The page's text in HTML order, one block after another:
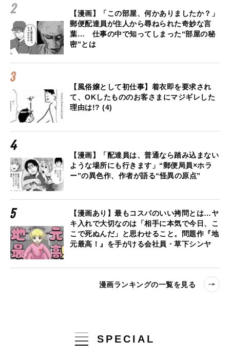
【漫画】「この部屋、何かありましたか？」
郵便配達員が住人から尋ねられた奇妙な言
葉… 仕事の中で知ってしまった“部屋の秘
密”とは
【風俗嬢として初仕事】着衣即を要求され
て、OKしたもののお客さまにマジギレした
理由は!? (4)
【漫画】「配達員は、普通なら踏み込まない
ような場所にも行きます」“郵便局員×ホラ
ー”の異色作、作者が語る“怪異の原点”
【漫画あり】最もコスパのいい拷問とは…ヤ
キ入れで大切なのは「相手に本気で今日、こ
こで死ぬんだ」と思わせること。問題作『地
元最高！』を手がける会社員・草下シンヤ
漫画ランキングの一覧を見る
SPECIAL